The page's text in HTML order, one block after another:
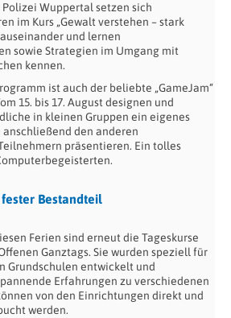
Wuppertal setzen sich
im Kurs „Gewalt verstehen – stark
und lernen
sowie Strategien im Umgang mit
kennen.
ist auch der beliebte „GameJam“
15. bis 17. August designen und
in kleinen Gruppen ein eigenes
den anderen
präsentieren. Ein tolles
Bestandteil
Ferien sind erneut die Tageskurse
Ganztags. Sie wurden speziell für
Grundschulen entwickelt und
Erfahrungen zu verschiedenen
von den Einrichtungen direkt und
werden.